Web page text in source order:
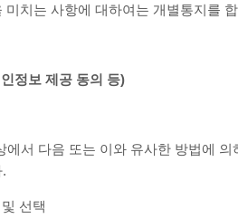
미치는 사항에 대하여는 개별통지를
정보 제공 동의 등)
에서 다음 또는 이와 유사한 방법에
선택